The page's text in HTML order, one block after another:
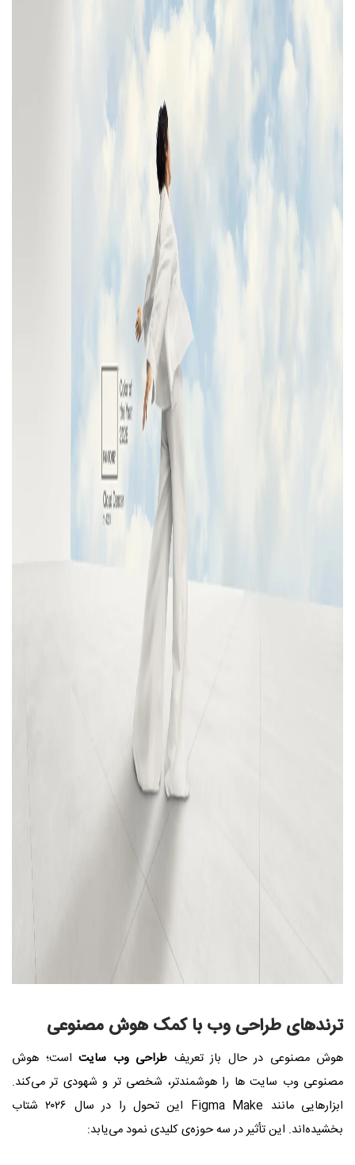
ترندهای طراحی وب با کمک هوش مصنوعی
هوش مصنوعی در حال باز تعریف طراحی وب سایت است؛ هوش
مصنوعی وب‌ سایت‌ ها را هوشمندتر، شخصی‌ تر و شهودی‌ تر می‌کند.
ابزارهایی مانند Figma Make این تحول را در سال ۲۰۲۶ شتاب
بخشیده‌اند. این تأثیر در سه حوزه‌ی کلیدی نمود می‌یابد: